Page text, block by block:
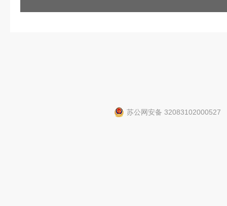
苏公网安备 32083102000527